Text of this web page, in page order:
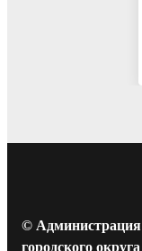
© Администрация
городского округа